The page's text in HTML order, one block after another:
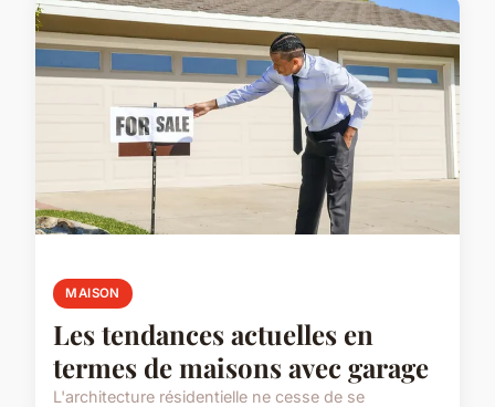
MAISON
Les tendances actuelles en
termes de maisons avec garage
L'architecture résidentielle ne cesse de se